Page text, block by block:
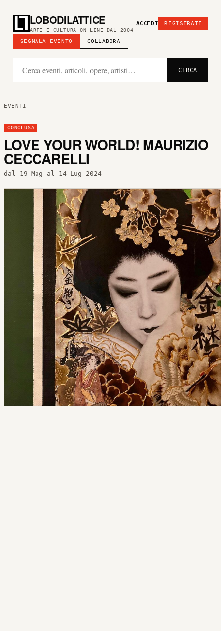
LOBODILATTICE
ARTE E CULTURA ON LINE DAL 2004
SEGNALA EVENTO COLLABORA
ACCEDI REGISTRATI
CERCA
EVENTI
CONCLUSA
LOVE YOUR WORLD! MAURIZIO
CECCARELLI
dal 19 Mag al 14 Lug 2024